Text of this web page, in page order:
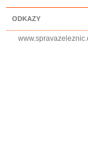
ODKAZY